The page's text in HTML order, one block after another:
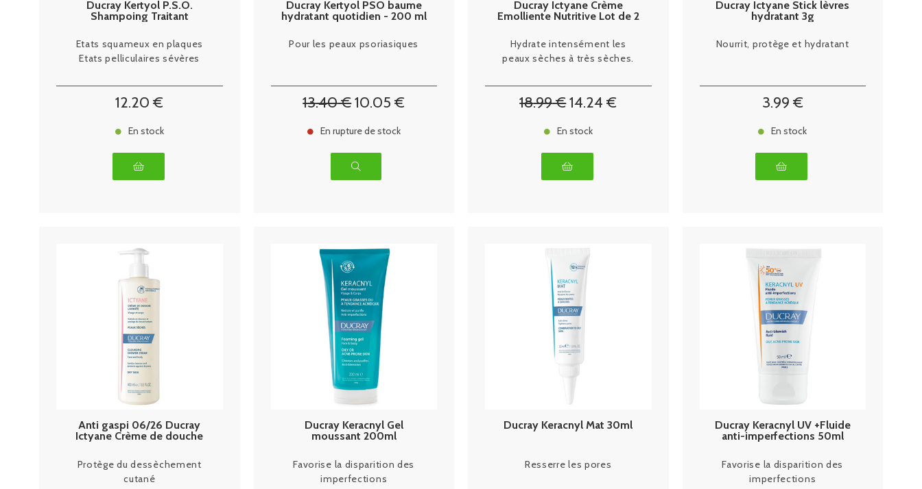
Ducray Kertyol P.S.O.
Shampoing Traitant
Etats squameux en plaques
Etats pelliculaires sévères
12.20 €
En stock
Ducray Kertyol PSO baume
hydratant quotidien - 200 ml
Pour les peaux psoriasiques
13.40€10.05 €
En rupture de stock
Ducray Ictyane Crème
Emolliente Nutritive Lot de 2
Hydrate intensément les
peaux sèches à très sèches.
18.99€14.24 €
En stock
Ducray Ictyane Stick lèvres
hydratant 3g
Nourrit, protège et hydratant
3.99 €
En stock
Anti gaspi 06/26 Ducray
Ictyane Crème de douche
Protège du dessèchement
cutané
Ducray Keracnyl Gel
moussant 200ml
Favorise la disparition des
imperfections
Ducray Keracnyl Mat 30ml
Resserre les pores
Ducray Keracnyl UV +Fluide
anti-imperfections 50ml
Favorise la disparition des
imperfections